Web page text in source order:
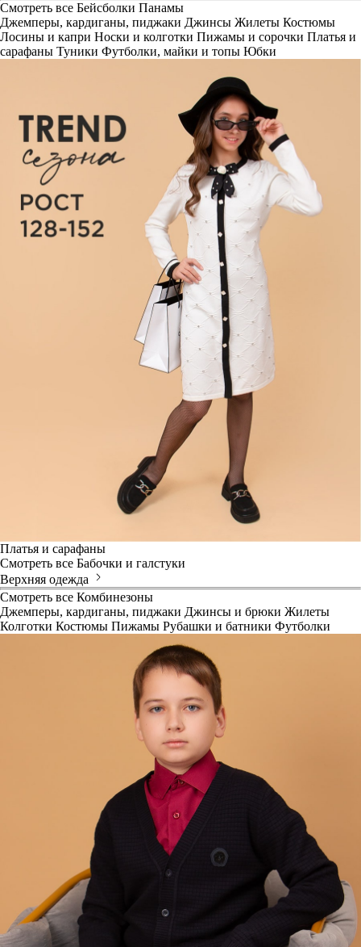
Смотреть все Бейсболки Панамы
Джемперы, кардиганы, пиджаки Джинсы Жилеты Костюмы
Лосины и капри Носки и колготки Пижамы и сорочки Платья и
сарафаны Туники Футболки, майки и топы Юбки
Платья и сарафаны
Смотреть все Бабочки и галстуки
Верхняя одежда
Смотреть все Комбинезоны
Джемперы, кардиганы, пиджаки Джинсы и брюки Жилеты
Колготки Костюмы Пижамы Рубашки и батники Футболки